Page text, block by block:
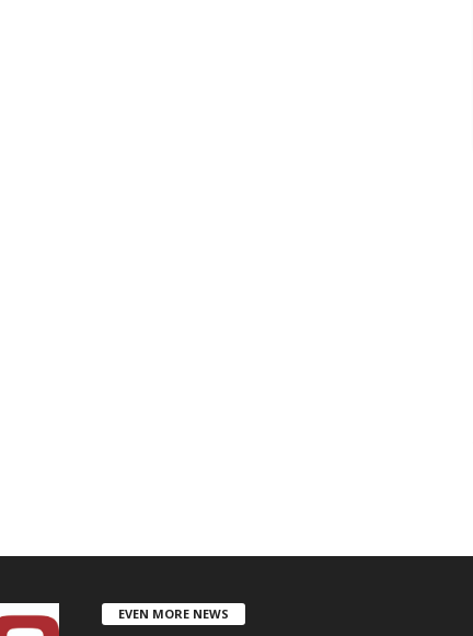
EVEN MORE NEWS